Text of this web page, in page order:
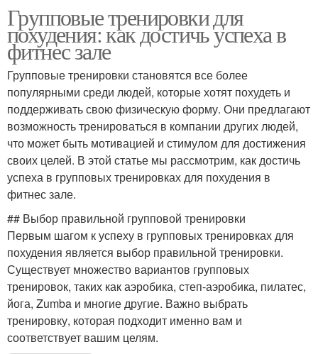
Групповые тренировки для
похудения: как достичь успеха в
фитнес зале
Групповые тренировки становятся все более
популярными среди людей, которые хотят похудеть и
поддерживать свою физическую форму. Они предлагают
возможность тренироваться в компании других людей,
что может быть мотивацией и стимулом для достижения
своих целей. В этой статье мы рассмотрим, как достичь
успеха в групповых тренировках для похудения в
фитнес зале.
## Выбор правильной групповой тренировки
Первым шагом к успеху в групповых тренировках для
похудения является выбор правильной тренировки.
Существует множество вариантов групповых
тренировок, таких как аэробика, степ-аэробика, пилатес,
йога, Zumba и многие другие. Важно выбрать
тренировку, которая подходит именно вам и
соответствует вашим целям.